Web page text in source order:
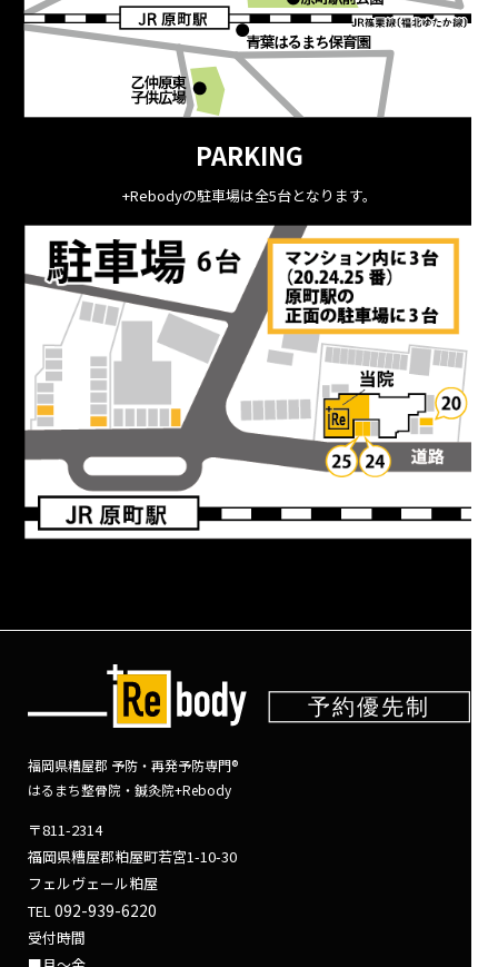
PARKING
+Rebodyの駐車場は全5台となります。
福岡県糟屋郡 予防・再発予防専門®
はるまち整骨院・鍼灸院+Rebody
〒811-2314
福岡県糟屋郡粕屋町若宮1-10-30
フェルヴェール粕屋
TEL092-939-6220
受付時間